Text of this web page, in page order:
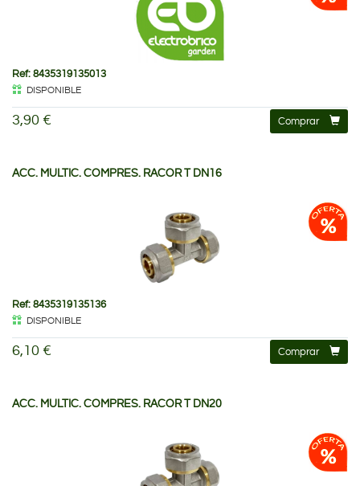
Ref: 8435319135013
DISPONIBLE
3,90 € Comprar
ACC. MULTIC. COMPRES. RACOR T DN16
Ref: 8435319135136
DISPONIBLE
6,10 € Comprar
ACC. MULTIC. COMPRES. RACOR T DN20